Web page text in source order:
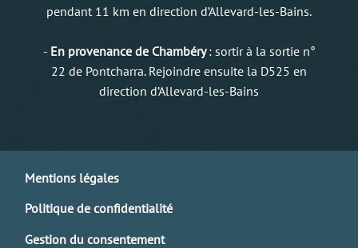
pendant 11 km en direction d’Allevard-les-Bains.
- En provenance de Chambéry: sortir à la sortie n°
22 de Pontcharra. Rejoindre ensuite la D525 en
direction d’Allevard-les-Bains
Mentions légales
Politique de confidentialité
Gestion du consentement